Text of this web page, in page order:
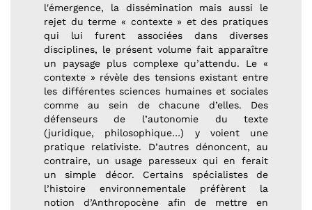
l'émergence, la dissémination mais aussi le
rejet du terme « contexte » et des pratiques
qui lui furent associées dans diverses
disciplines, le présent volume fait apparaître
un paysage plus complexe qu’attendu. Le «
contexte » révèle des tensions existant entre
les différentes sciences humaines et sociales
comme au sein de chacune d’elles. Des
défenseurs de l’autonomie du texte
(juridique, philosophique…) y voient une
pratique relativiste. D’autres dénoncent, au
contraire, un usage paresseux qui en ferait
un simple décor. Certains spécialistes de
l’histoire environnementale préfèrent la
notion d’Anthropocène afin de mettre en